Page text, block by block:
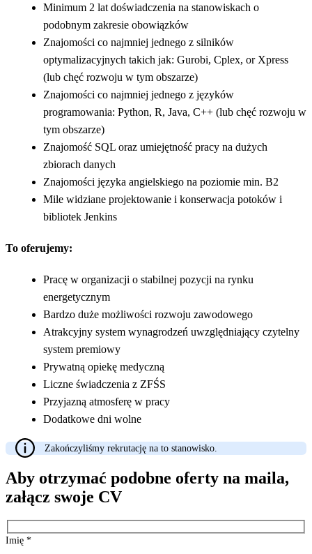
Minimum 2 lat doświadczenia na stanowiskach o
podobnym zakresie obowiązków
Znajomości co najmniej jednego z silników
optymalizacyjnych takich jak: Gurobi, Cplex, or Xpress
(lub chęć rozwoju w tym obszarze)
Znajomości co najmniej jednego z języków
programowania: Python, R, Java, C++ (lub chęć rozwoju w
tym obszarze)
Znajomość SQL oraz umiejętność pracy na dużych
zbiorach danych
Znajomości języka angielskiego na poziomie min. B2
Mile widziane projektowanie i konserwacja potoków i
bibliotek Jenkins
To oferujemy:
Pracę w organizacji o stabilnej pozycji na rynku
energetycznym
Bardzo duże możliwości rozwoju zawodowego
Atrakcyjny system wynagrodzeń uwzględniający czytelny
system premiowy
Prywatną opiekę medyczną
Liczne świadczenia z ZFŚS
Przyjazną atmosferę w pracy
Dodatkowe dni wolne
Zakończyliśmy rekrutację na to stanowisko.
Aby otrzymać podobne oferty na maila,
załącz swoje CV
Imię *